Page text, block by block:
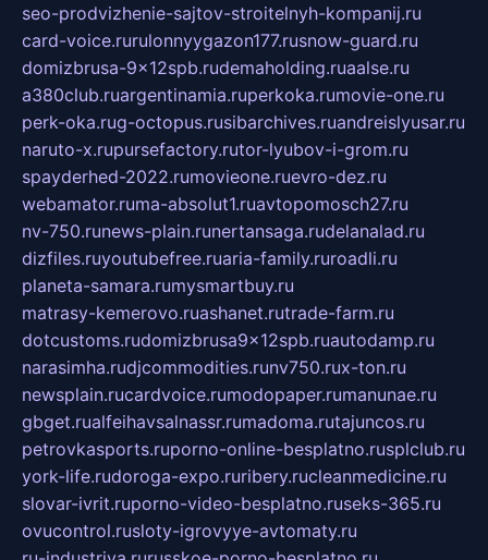
seo-prodvizhenie-sajtov-stroitelnyh-kompanij.ru
card-voice.rurulonnyygazon177.rusnow-guard.ru
domizbrusa-9x12spb.rudemaholding.ruaalse.ru
a380club.ruargentinamia.ruperkoka.rumovie-one.ru
perk-oka.rug-octopus.rusibarchives.ruandreislyusar.ru
naruto-x.rupursefactory.rutor-lyubov-i-grom.ru
spayderhed-2022.rumovieone.ruevro-dez.ru
webamator.ruma-absolut1.ruavtopomosch27.ru
nv-750.runews-plain.runertansaga.rudelanalad.ru
dizfiles.ruyoutubefree.ruaria-family.ruroadli.ru
planeta-samara.rumysmartbuy.ru
matrasy-kemerovo.ruashanet.rutrade-farm.ru
dotcustoms.rudomizbrusa9x12spb.ruautodamp.ru
narasimha.rudjcommodities.runv750.rux-ton.ru
newsplain.rucardvoice.rumodopaper.rumanunae.ru
gbget.rualfeihavsalnassr.rumadoma.rutajuncos.ru
petrovkasports.ruporno-online-besplatno.rusplclub.ru
york-life.rudoroga-expo.ruribery.rucleanmedicine.ru
slovar-ivrit.ruporno-video-besplatno.ruseks-365.ru
ovucontrol.rusloty-igrovyye-avtomaty.ru